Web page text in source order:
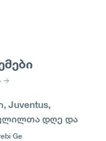
Juventus,
დღე და
Ge